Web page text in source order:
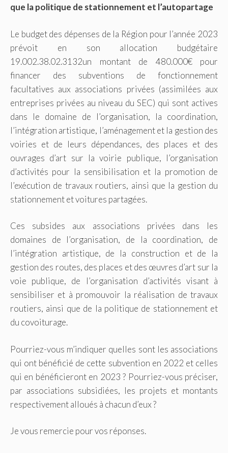
que la politique de stationnement et l’autopartage
Le budget des dépenses de la Région pour l’année 2023
prévoit en son allocation budgétaire
19.002.38.02.3132un montant de 480.000€ pour
financer des subventions de fonctionnement
facultatives aux associations privées (assimilées aux
entreprises privées au niveau du SEC) qui sont actives
dans le domaine de l’organisation, la coordination,
l’intégration artistique, l’aménagement et la gestion des
voiries et de leurs dépendances, des places et des
ouvrages d’art sur la voirie publique, l’organisation
d’activités pour la sensibilisation et la promotion de
l’exécution de travaux routiers, ainsi que la gestion du
stationnement et voitures partagées.
Ces subsides aux associations privées dans les
domaines de l’organisation, de la coordination, de
l’intégration artistique, de la construction et de la
gestion des routes, des places et des œuvres d’art sur la
voie publique, de l’organisation d’activités visant à
sensibiliser et à promouvoir la réalisation de travaux
routiers, ainsi que de la politique de stationnement et
du covoiturage.
Pourriez-vous m’indiquer quelles sont les associations
qui ont bénéficié de cette subvention en 2022 et celles
qui en bénéficieront en 2023 ? Pourriez-vous préciser,
par associations subsidiées, les projets et montants
respectivement alloués à chacun d’eux ?
Je vous remercie pour vos réponses.